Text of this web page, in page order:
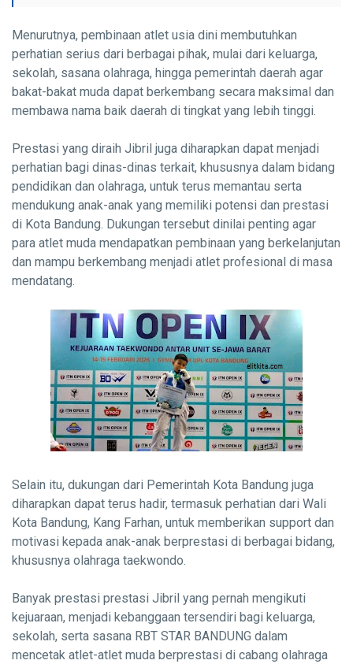
Menurutnya, pembinaan atlet usia dini membutuhkan
perhatian serius dari berbagai pihak, mulai dari keluarga,
sekolah, sasana olahraga, hingga pemerintah daerah agar
bakat-bakat muda dapat berkembang secara maksimal dan
membawa nama baik daerah di tingkat yang lebih tinggi.
Prestasi yang diraih Jibril juga diharapkan dapat menjadi
perhatian bagi dinas-dinas terkait, khususnya dalam bidang
pendidikan dan olahraga, untuk terus memantau serta
mendukung anak-anak yang memiliki potensi dan prestasi
di Kota Bandung. Dukungan tersebut dinilai penting agar
para atlet muda mendapatkan pembinaan yang berkelanjutan
dan mampu berkembang menjadi atlet profesional di masa
mendatang.
Selain itu, dukungan dari Pemerintah Kota Bandung juga
diharapkan dapat terus hadir, termasuk perhatian dari Wali
Kota Bandung, Kang Farhan, untuk memberikan support dan
motivasi kepada anak-anak berprestasi di berbagai bidang,
khususnya olahraga taekwondo.
Banyak prestasi prestasi Jibril yang pernah mengikuti
kejuaraan, menjadi kebanggaan tersendiri bagi keluarga,
sekolah, serta sasana RBT STAR BANDUNG dalam
mencetak atlet-atlet muda berprestasi di cabang olahraga